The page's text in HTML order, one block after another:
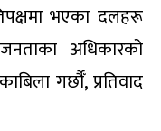
भएका दलहरू
अधिकारको
गर्छौँ, प्रतिवाद